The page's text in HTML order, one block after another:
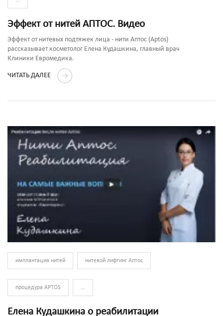
Эффект от нитей АПТОС. Видео
Эффект от нитевых подтяжек лица - нити Аптос (Aptos)
рассказывает косметолог Елена Кудашкина, главный врач
Клиники Евромедика.
ЧИТАТЬ ДАЛЕЕ
имплантация нитей нитевой лифтинг Аптос
процедура APTOS ...
Елена Кудашкина о реабилитации